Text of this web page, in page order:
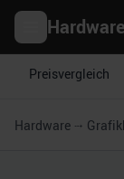
Preisvergleich
Hardware